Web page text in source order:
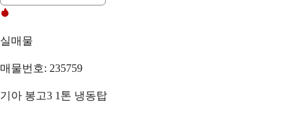
실매물
매물번호: 235759
기아 봉고3 1톤 냉동탑